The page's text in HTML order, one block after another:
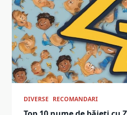
DIVERSE RECOMANDARI